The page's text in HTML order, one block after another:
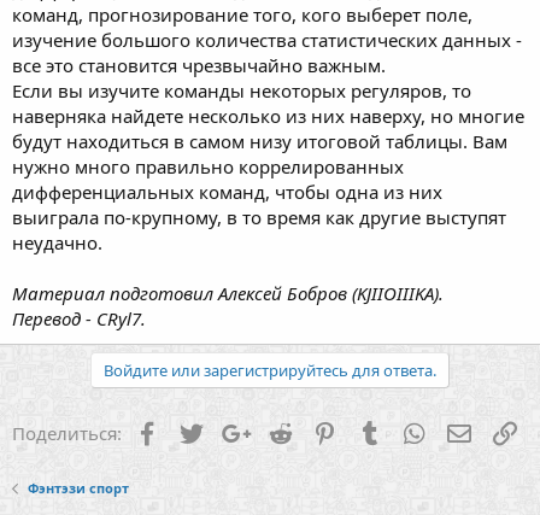
команд, прогнозирование того, кого выберет поле,
изучение большого количества статистических данных -
все это становится чрезвычайно важным.
Если вы изучите команды некоторых регуляров, то
наверняка найдете несколько из них наверху, но многие
будут находиться в самом низу итоговой таблицы. Вам
нужно много правильно коррелированных
дифференциальных команд, чтобы одна из них
выиграла по-крупному, в то время как другие выступят
неудачно.
Материал подготовил Алексей Бобров (KJIIOIIIKA).
Перевод - CRyl7.
Войдите или зарегистрируйтесь для ответа.
Поделиться: Facebook
TwitterGoogle+
Reddit Pinterest
Tumblr WhatsApp
Фэнтэзи спорт